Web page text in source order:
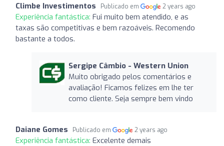
Climbe Investimentos Publicado em 2 years ago
Experiência fantástica: Fui muito bem atendido, e as
taxas são competitivas e bem razoáveis. Recomendo
bastante a todos.
Sergipe Câmbio - Western Union
Muito obrigado pelos comentários e
avaliação! Ficamos felizes em lhe ter
como cliente. Seja sempre bem vindo
Daiane Gomes Publicado em 2 years ago
Experiência fantástica: Excelente demais